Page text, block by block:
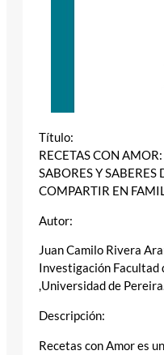
Título:
RECETAS CON AMOR:
SABORES Y SABERES
COMPARTIR EN
Autor:
Juan Camilo Rivera
Investigación
,Universidad de
Descripción:
Recetas con Amor es